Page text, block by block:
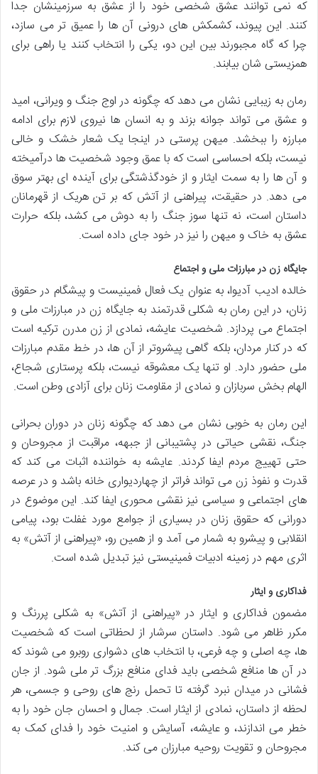
که نمی توانند عشق شخصی خود را از عشق به سرزمینشان جدا
کنند. این پیوند، کشمکش های درونی آن ها را عمیق تر می سازد،
چرا که گاه مجبورند بین این دو، یکی را انتخاب کنند یا راهی برای
همزیستی شان بیابند.
رمان به زیبایی نشان می دهد که چگونه در اوج جنگ و ویرانی، امید
و عشق می تواند جوانه بزند و به انسان ها نیروی لازم برای ادامه
مبارزه را ببخشد. میهن پرستی در اینجا یک شعار خشک و خالی
نیست، بلکه احساسی است که با عمق وجود شخصیت ها درآمیخته
و آن ها را به سمت ایثار و از خودگذشتگی برای آینده ای بهتر سوق
می دهد. در حقیقت، پیراهنی از آتش که بر تن هریک از قهرمانان
داستان است، نه تنها سوز جنگ را به دوش می کشد، بلکه حرارت
عشق به خاک و میهن را نیز در خود جای داده است.
جایگاه زن در مبارزات ملی و اجتماع
خالده ادیب آدیوا، به عنوان یک فعال فمینیست و پیشگام در حقوق
زنان، در این رمان به شکلی قدرتمند به جایگاه زن در مبارزات ملی و
اجتماع می پردازد. شخصیت عایشه، نمادی از زن مدرن ترکیه است
که در کنار مردان، بلکه گاهی پیشروتر از آن ها، در خط مقدم مبارزات
ملی حضور دارد. او تنها یک معشوقه نیست، بلکه پرستاری شجاع،
الهام بخش سربازان و نمادی از مقاومت زنان برای آزادی وطن است.
این رمان به خوبی نشان می دهد که چگونه زنان در دوران بحرانی
جنگ، نقشی حیاتی در پشتیبانی از جبهه، مراقبت از مجروحان و
حتی تهییج مردم ایفا کردند. عایشه به خواننده اثبات می کند که
قدرت و نفوذ زن می تواند فراتر از چهاردیواری خانه باشد و در عرصه
های اجتماعی و سیاسی نیز نقشی محوری ایفا کند. این موضوع در
دورانی که حقوق زنان در بسیاری از جوامع مورد غفلت بود، پیامی
انقلابی و پیشرو به شمار می آمد و از همین رو، «پیراهنی از آتش» به
اثری مهم در زمینه ادبیات فمینیستی نیز تبدیل شده است.
فداکاری و ایثار
مضمون فداکاری و ایثار در «پیراهنی از آتش» به شکلی پررنگ و
مکرر ظاهر می شود. داستان سرشار از لحظاتی است که شخصیت
ها، چه اصلی و چه فرعی، با انتخاب های دشواری روبرو می شوند که
در آن ها منافع شخصی باید فدای منافع بزرگ تر ملی شود. از جان
فشانی در میدان نبرد گرفته تا تحمل رنج های روحی و جسمی، هر
لحظه از داستان، نمادی از ایثار است. جمال و احسان جان خود را به
خطر می اندازند، و عایشه، آسایش و امنیت خود را فدای کمک به
مجروحان و تقویت روحیه مبارزان می کند.